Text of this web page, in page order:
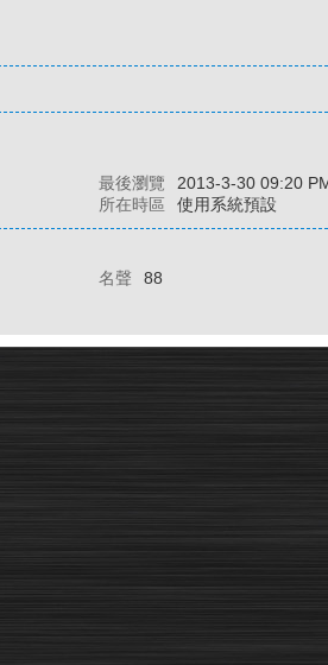
最後瀏覽
2013-3-30 09:20
所在時區 使用系統預設
名聲
88